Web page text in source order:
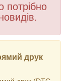
потрібно
друк